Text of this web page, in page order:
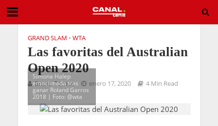
GRAND SLAM • WTA
Las favoritas del Australian
Open 2020
Bruno Tornos enero 17, 2020 4 Min Read
Simona Halep
emocionada tras
ganar Roland Garros
2018 | Foto: @wta